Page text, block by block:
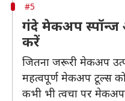
#5
गंदे मेकअप स्पॉन्ज
करें
जितना जरूरी मेकअप
महत्वपूर्ण मेकअप टूल्स
कभी भी त्वचा पर